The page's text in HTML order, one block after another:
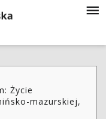
Życie
mazurskiej,